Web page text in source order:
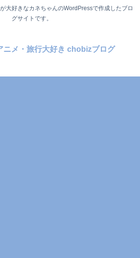
大好きなカネちゃんのWordPressで作成したブロ
グサイトです。
ニメ・旅行大好き chobizブログ